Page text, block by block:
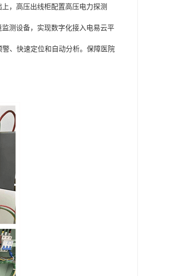
，高压出线柜配置高压电力探测
测设备，实现数字化接入电易云平
、快速定位和自动分析。保障医院